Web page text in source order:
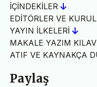
İÇİNDEKİLER
EDİTÖRLER VE
YAYIN İLKELERİ
MAKALE YAZIM
ATIF VE KAYNAKÇA
Paylaş